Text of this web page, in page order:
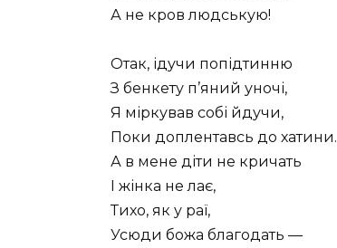
А не кров людськую!
Отак, ідучи попідтинню
З бенкету п’яний уночі,
Я міркував собі йдучи,
Поки доплентавсь до хатини.
А в мене діти не кричать
І жінка не лає,
Тихо, як у раї,
Усюди божа благодать —